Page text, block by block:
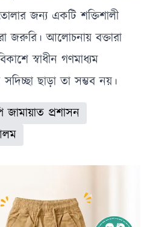
জন্য একটি শক্তিশালী
জরুরি। আলোচনায় বক্তারা
স্বাধীন গণমাধ্যম
ছাড়া তা সম্ভব নয়।
জামায়াত প্রশাসন